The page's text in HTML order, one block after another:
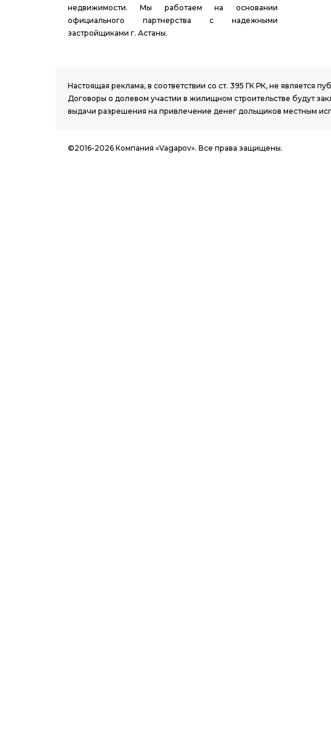
недвижимости. Мы работаем на основании
официального партнерства с надежными
застройщиками г. Астаны.
Настоящая реклама, в соответствии со ст. 395 ГК РК, не
Договоры о долевом участии в жилищном строительстве будут
выдачи разрешения на привлечение денег дольщиков местным
©2016-2026 Компания «Vagapov». Все права защищены.